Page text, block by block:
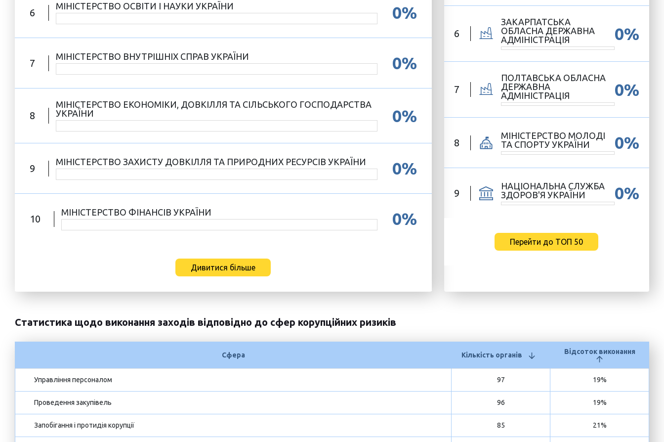
6
МІНІСТЕРСТВО ОСВІТИ І НАУКИ УКРАЇНИ 0%
7
МІНІСТЕРСТВО ВНУТРІШНІХ СПРАВ УКРАЇНИ 0%
8
МІНІСТЕРСТВО ЕКОНОМІКИ, ДОВКІЛЛЯ ТА СІЛЬСЬКОГО ГОСПОДАРСТВА
УКРАЇНИ
0%
9
МІНІСТЕРСТВО ЗАХИСТУ ДОВКІЛЛЯ ТА ПРИРОДНИХ РЕСУРСІВ УКРАЇНИ 0%
10
МІНІСТЕРСТВО ФІНАНСІВ УКРАЇНИ 0%
Дивитися більше
6
ЗАКАРПАТСЬКА
ОБЛАСНА ДЕРЖАВНА
АДМІНІСТРАЦІЯ
0%
7
ПОЛТАВСЬКА ОБЛАСНА
ДЕРЖАВНА
АДМІНІСТРАЦІЯ
0%
8
МІНІСТЕРСТВО МОЛОДІ
ТА СПОРТУ УКРАЇНИ
0%
9
НАЦІОНАЛЬНА СЛУЖБА
ЗДОРОВ'Я УКРАЇНИ
0%
Перейти до ТОП 50
Статистика щодо виконання заходів відповідно до сфер корупційних ризиків
Сфера Кількість органів Відсоток виконання
Управління персоналом 97 19%
Проведення закупівель 96 19%
Запобігання і протидія корупції 85 21%